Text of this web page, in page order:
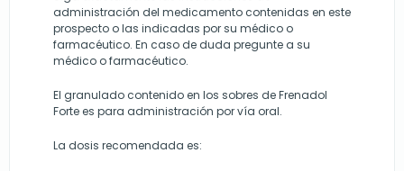
administración del medicamento contenidas en este
prospecto o las indicadas por su médico o
farmacéutico. En caso de duda pregunte a su
médico o farmacéutico.
El granulado contenido en los sobres de Frenadol
Forte es para administración por vía oral.
La dosis recomendada es: